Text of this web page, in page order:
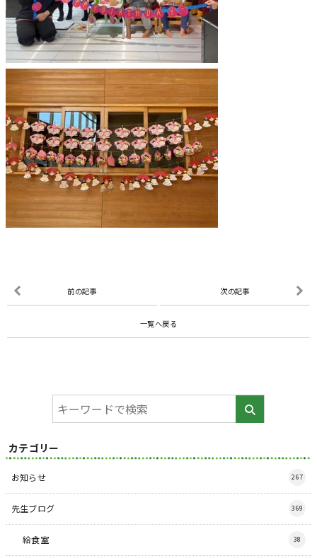
前の記事 次の記事
一覧へ戻る
カテゴリー
お知らせ 267
先生ブログ 369
給食室 38